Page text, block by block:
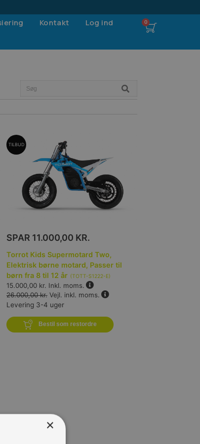
Kontakt Log ind
TILBUD
SPAR 11.000,00 KR.
Torrot Kids Supermotard Two,
Elektrisk børne motard, Passer til
børn fra 8 til 12 år (TOTT-S1222-E)
15.000,00 kr. Inkl. moms.
26.000,00 kr. Vejl. inkl. moms.
Levering 3-4 uger
Bestil som restordre
×